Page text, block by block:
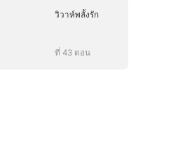
วิวาห์พลั้งรัก
ที่ 43 ตอน